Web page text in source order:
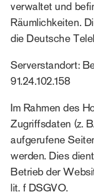
verwaltet und
Räumlichkeiten.
die Deutsche
Serverstandort:
91.24.102.158
Im Rahmen des
Zugriffsdaten (z.
aufgerufene
werden. Dies
Betrieb der
lit. f DSGVO.